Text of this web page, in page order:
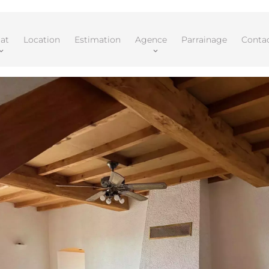
Location Estimation Agence Parrainage